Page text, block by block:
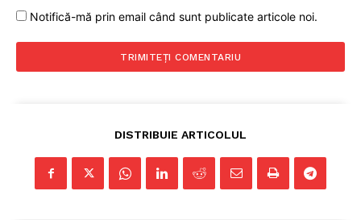
Notifică-mă prin email când sunt publicate articole noi.
DISTRIBUIE ARTICOLUL